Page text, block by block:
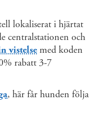
lokaliserat i hjärtat
centralstationen och
vistelsemed koden
rabatt 3-7
, här får hunden följa